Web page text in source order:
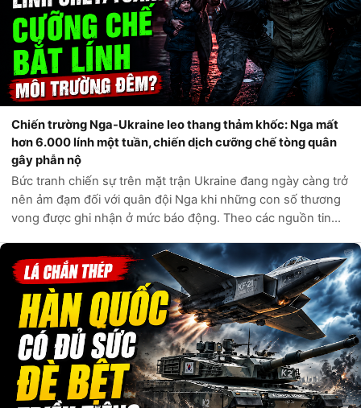
Chiến trường Nga-Ukraine leo thang thảm khốc: Nga mất
hơn 6.000 lính một tuần, chiến dịch cưỡng chế tòng quân
gây phẫn nộ
Bức tranh chiến sự trên mặt trận Ukraine đang ngày càng trở
nên ảm đạm đối với quân đội Nga khi những con số thương
vong được ghi nhận ở mức báo động. Theo các nguồn tin
vòng một tuần qua, q...